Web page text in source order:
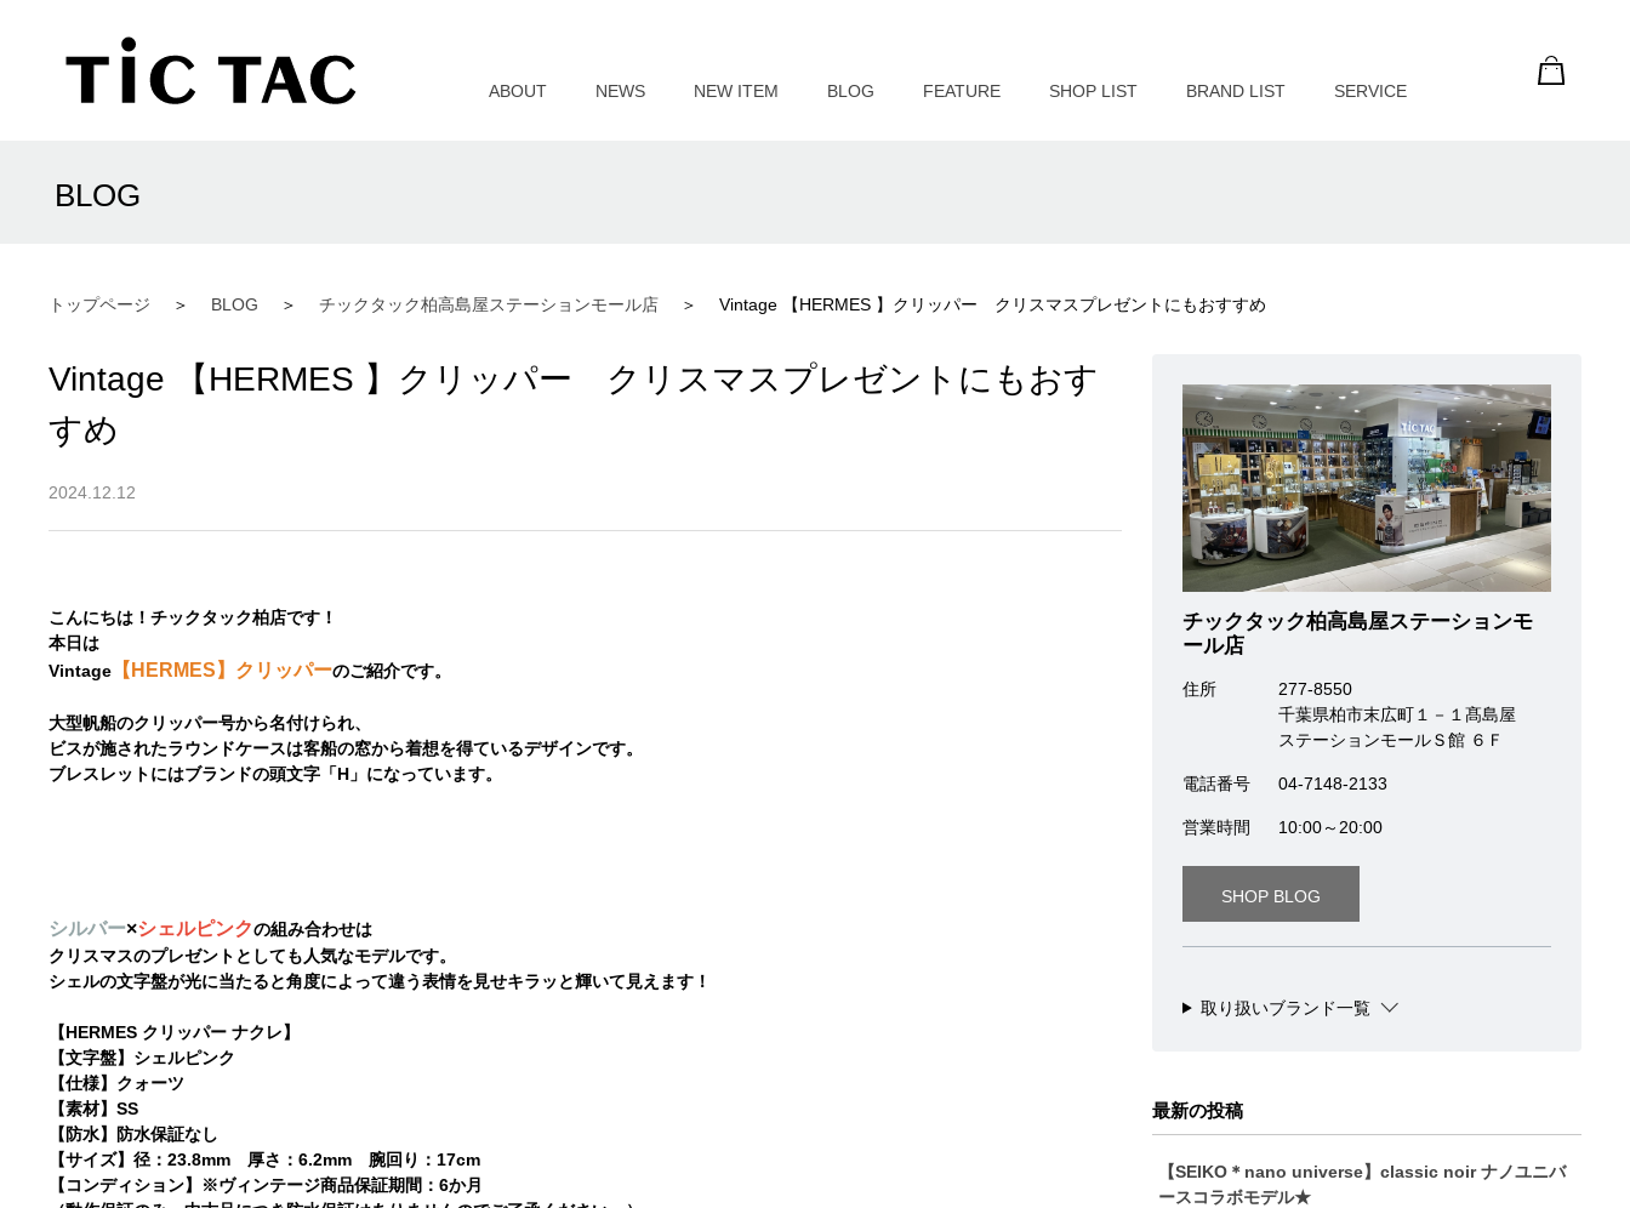
ABOUT NEWS NEW ITEM BLOG FEATURE SHOP LIST BRAND LIST SERVICE
トップページ BLOG チックタック柏高島屋ステーションモール店 Vintage 【HERMES 】クリッパー クリスマスプレゼントにもおすすめ
BLOG
Vintage 【HERMES 】クリッパー クリスマスプレゼントにもおす
すめ
2024.12.12
こんにちは！チックタック柏店です！
本日は
Vintage 【HERMES】クリッパーのご紹介です。
大型帆船のクリッパー号から名付けられ、
ビスが施されたラウンドケースは客船の窓から着想を得ているデザインです。
ブレスレットにはブランドの頭文字「H」になっています。
シルバー×シェルピンクの組み合わせは
クリスマスのプレゼントとしても人気なモデルです。
シェルの文字盤が光に当たると角度によって違う表情を見せキラッと輝いて見えます！
【HERMES クリッパー ナクレ】
【文字盤】シェルピンク
【仕様】クォーツ
【素材】SS
【防水】防水保証なし
【サイズ】径：23.8mm 厚さ：6.2mm 腕回り：17cm
【コンディション】※ヴィンテージ商品保証期間：6か月
チックタック柏高島屋ステーションモ
ール店
住所
277-8550
千葉県柏市末広町１－１髙島屋
ステーションモールＳ館 ６Ｆ
電話番号 04-7148-2133
営業時間 10:00～20:00
SHOP BLOG
取り扱いブランド一覧
最新の投稿
【SEIKO＊nano universe】classic noir ナノユニバ
ースコラボモデル★